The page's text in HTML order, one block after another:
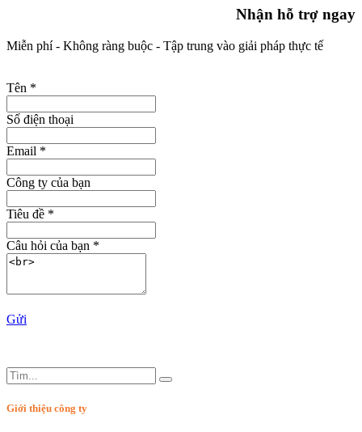
Nhận hỗ trợ ngay
Miễn phí - Không ràng buộc - Tập trung vào giải pháp thực tế
Tên *
Số điện thoại
Email *
Công ty của bạn
Tiêu đề *
Câu hỏi của bạn *
Gửi
Giới thiệu công ty